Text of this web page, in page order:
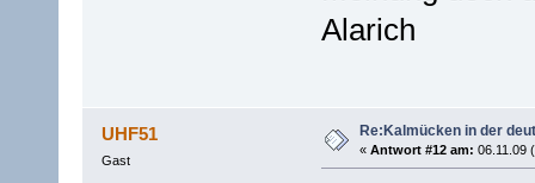
Alarich
UHF51
Gast
Re:Kalmücken in der
« Antwort #12 am: 06.11.09